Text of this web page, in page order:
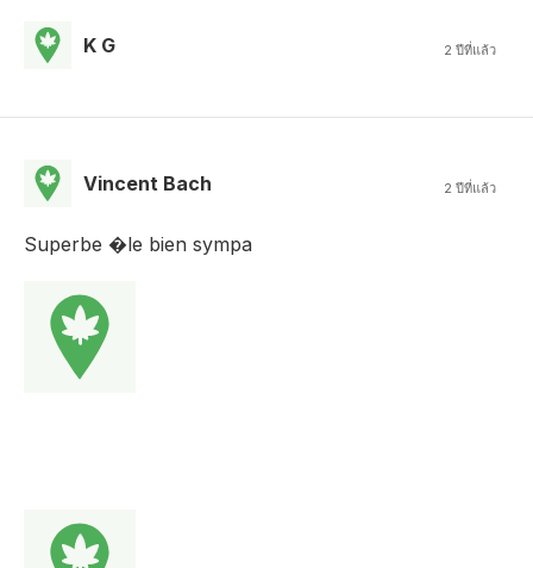
K G 2 ปีที่แล้ว
Vincent Bach 2 ปีที่แล้ว
Superbe �le bien sympa